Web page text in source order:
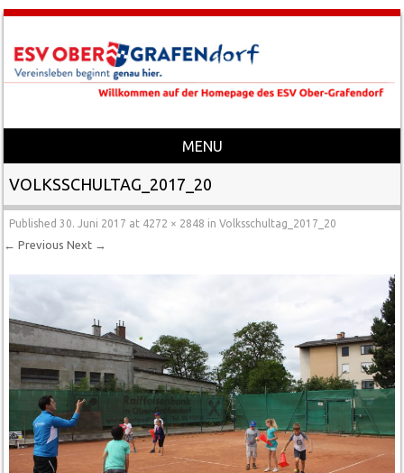
MENU
Skip to content
VOLKSSCHULTAG_2017_20
Published 30. Juni 2017 at 4272 × 2848 inVolksschultag_2017_20
← Previous Next →